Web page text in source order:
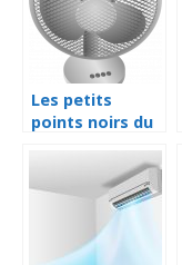
Les petits
points noirs du